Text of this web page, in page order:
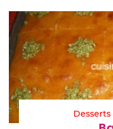
Desserts